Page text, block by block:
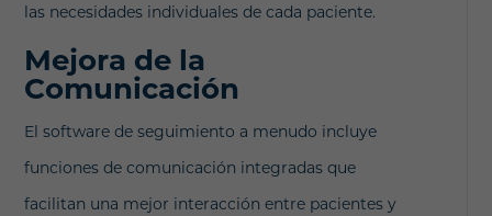
las necesidades individuales de cada paciente.
Mejora de la
Comunicación
El software de seguimiento a menudo incluye
funciones de comunicación integradas que
facilitan una mejor interacción entre pacientes y